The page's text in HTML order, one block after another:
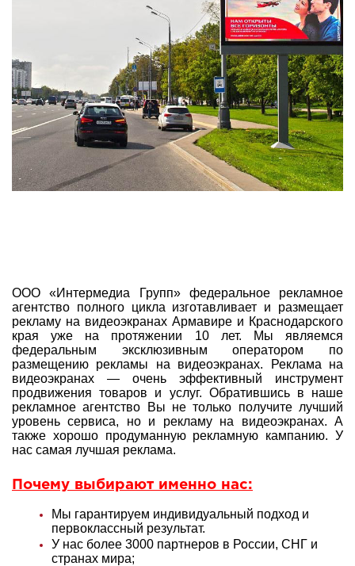
ООО «Интермедиа Групп» федеральное рекламное
агентство полного цикла изготавливает и размещает
рекламу на видеоэкранах Армавире и Краснодарского
края уже на протяжении 10 лет. Мы являемся
федеральным эксклюзивным оператором по
размещению рекламы на видеоэкранах. Реклама на
видеоэкранах — очень эффективный инструмент
продвижения товаров и услуг. Обратившись в наше
рекламное агентство Вы не только получите лучший
уровень сервиса, но и рекламу на видеоэкранах. А
также хорошо продуманную рекламную кампанию. У
нас самая лучшая реклама.
Почему выбирают именно нас:
Мы гарантируем индивидуальный подход и
первоклассный результат.
У нас более 3000 партнеров в России, СНГ и
странах мира;